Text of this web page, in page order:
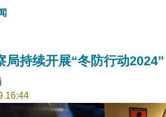
局持续开展“冬防行动2024”
16:44